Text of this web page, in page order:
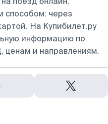
способом: через
На Купибилет.ру
информацию по
и направлениям.